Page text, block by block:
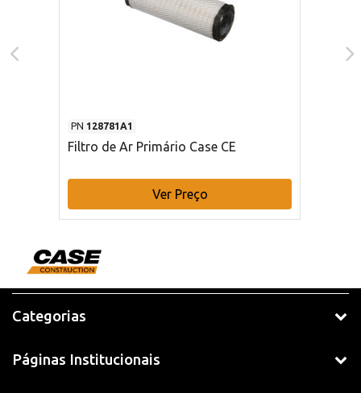
PN 128781A1
Filtro de Ar Primário Case CE
Ver Preço
Categorias
Páginas Institucionais